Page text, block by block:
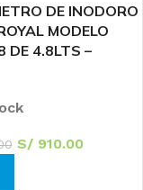
DE INODORO
MODELO
DE 4.8LTS –
S/910.00
AL CARRITO